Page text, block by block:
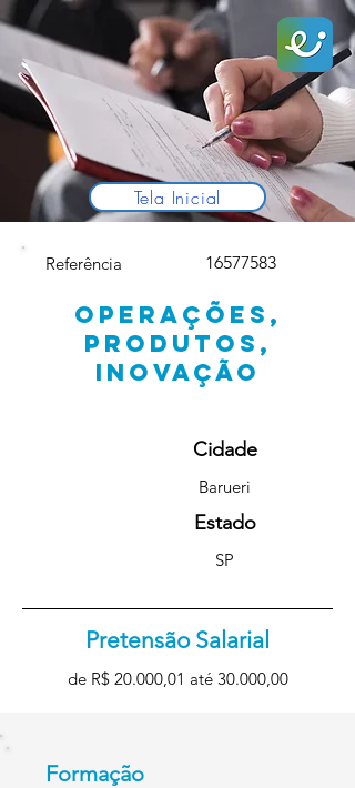
Tela Inicial
Referência 16577583
OPERAÇÕES,
PRODUTOS,
INOVAÇÃO
Cidade
Barueri
Estado
SP
Pretensão Salarial
de R$ 20.000,01 até 30.000,00
Formação